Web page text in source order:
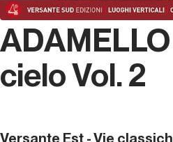
cielo Vol. 2
Versante Est - Vie